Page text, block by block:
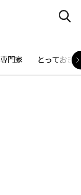
専門家 とっておき